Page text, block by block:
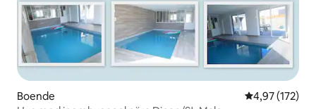
Boende 4,97 av 5 i
4,97 (172)